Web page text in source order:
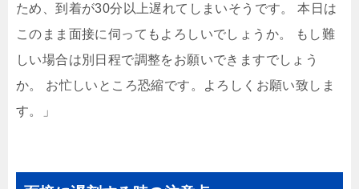
ため、到着が30分以上遅れてしまいそうです。 本日は
このまま面接に伺ってもよろしいでしょうか。 もし難
しい場合は別日程で調整をお願いできますでしょう
か。 お忙しいところ恐縮です。よろしくお願い致しま
す。」